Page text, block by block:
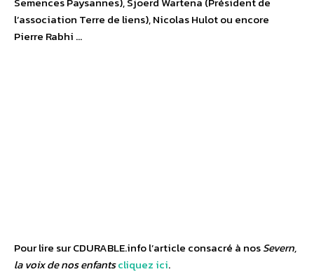
l’association Terre de liens), Nicolas Hulot ou encore
Pierre Rabhi …
Pour lire sur CDURABLE.info l’article consacré à nosSevern,
la voix de nos enfantscliquez ici.